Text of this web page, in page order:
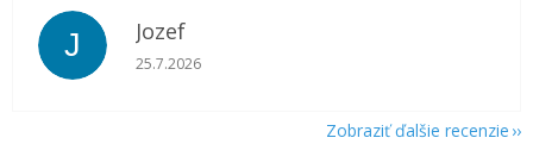
J Jozef
Hodnotenie obchodu je 5 z 5 hviezdičiek.
25.7.2026
Zobraziť ďalšie recenzie